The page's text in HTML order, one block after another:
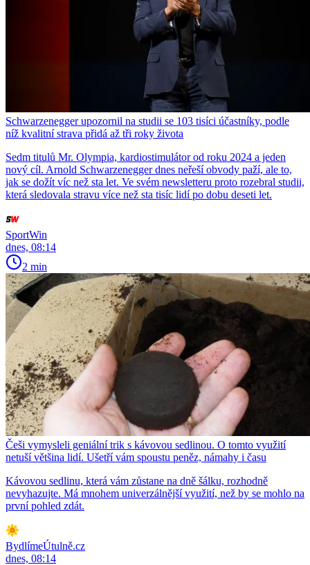
Schwarzenegger upozornil na studii se 103 tisíci účastníky, podle
níž kvalitní strava přidá až tři roky života
Sedm titulů Mr. Olympia, kardiostimulátor od roku 2024 a jeden
nový cíl. Arnold Schwarzenegger dnes neřeší obvody paží, ale to,
jak se dožít víc než sta let. Ve svém newsletteru proto rozebral studii,
která sledovala stravu více než sta tisíc lidí po dobu deseti let.
SportWin
dnes, 08:14
2 min
Češi vymysleli geniální trik s kávovou sedlinou. O tomto využití
netuší většina lidí. Ušetří vám spoustu peněz, námahy i času
Kávovou sedlinu, která vám zůstane na dně šálku, rozhodně
nevyhazujte. Má mnohem univerzálnější využití, než by se mohlo na
první pohled zdát.
BydlímeÚtulně.cz
dnes, 08:14